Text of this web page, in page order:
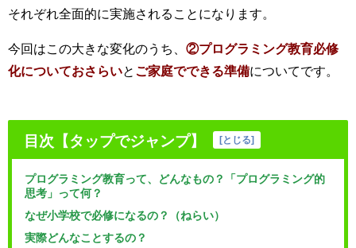
それぞれ全面的に実施されることになります。
今回はこの大きな変化のうち、 ②プログラミング教育必修
化についておさらいと ご家庭でできる準備についてです。
目次【タップでジャンプ】 [とじる]
プログラミング教育って、どんなもの？「プログラミング的
思考」って何？
なぜ小学校で必修になるの？（ねらい）
実際どんなことするの？